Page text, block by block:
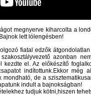
megnyerve kiharcolta a
lett lólengésben!
fiatal edzők
azonban
el. Az előkészítő
indítottunk.Ekkor még
de a
indult a bajnokságban!
tudjuk kötni,hiszen